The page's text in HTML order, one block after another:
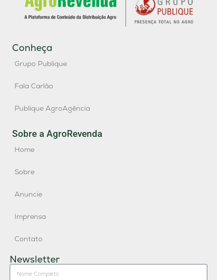
Conheça
Grupo Publique
Fala Carlão
Publique AgroAgência
Sobre a AgroRevenda
Home
Sobre
Anuncie
Imprensa
Contato
Newsletter